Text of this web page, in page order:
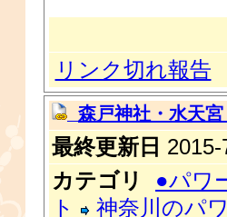
リンク切れ報告
森戸神社・水天
最終更新日
カテゴリ
●パワ
ト
神奈川のパ